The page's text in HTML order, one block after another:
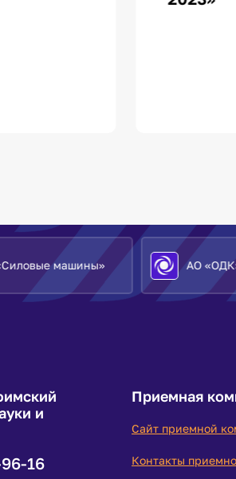
машины» АО
и
16
Приемная
Сайт приемной
Контакты